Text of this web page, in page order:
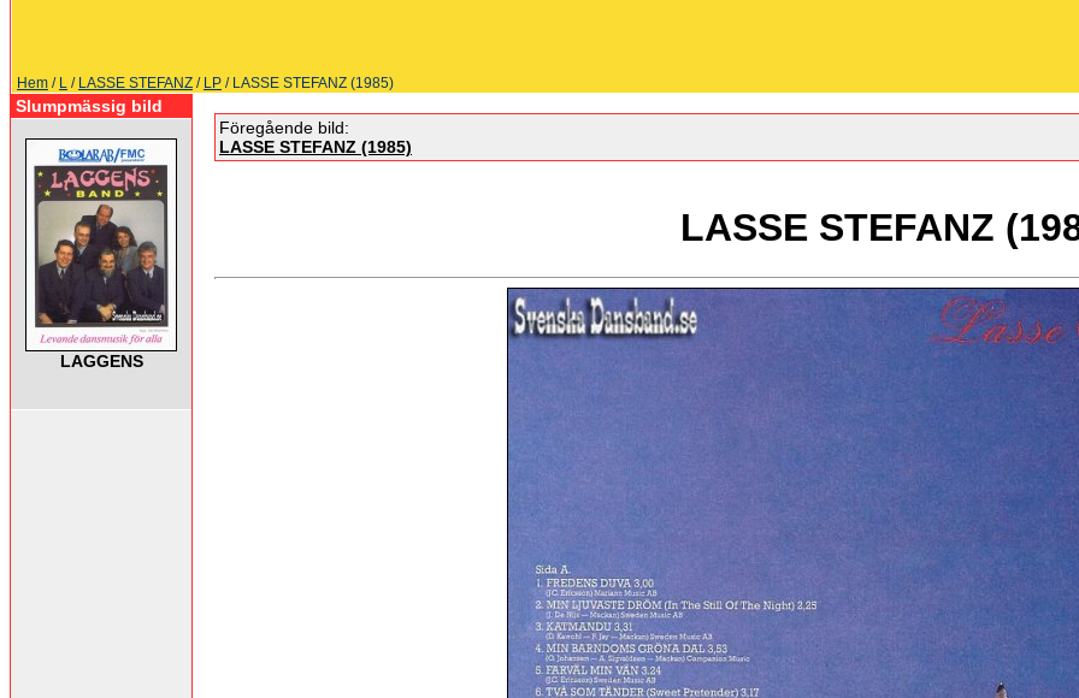
Hem / L / LASSE STEFANZ / LP / LASSE STEFANZ (1985)
Slumpmässig bild
LAGGENS
Föregående bild:
LASSE STEFANZ (1985)
LASSE STEFANZ